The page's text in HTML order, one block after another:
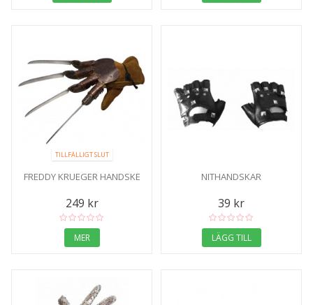
TILLFÄLLIGT SLUT
FREDDY KRUEGER HANDSKE
249 kr
MER
NITHANDSKAR
39 kr
LÄGG TILL